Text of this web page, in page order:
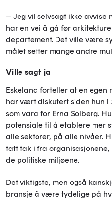
– Jeg vil selvsagt ikke avvise
har en vei å gå før
departement. Det ville være
målet setter mange andre
Ville sagt ja
Eskeland forteller at en egen
har vært diskutert siden hun i
som vara for Erna Solberg.
potensiale til å etablere mer
alle sektorer, på alle nivåer.
tatt tak i fra organisasjonene,
de politiske miljøene.
Det viktigste, men også
bransje å være tydelige på